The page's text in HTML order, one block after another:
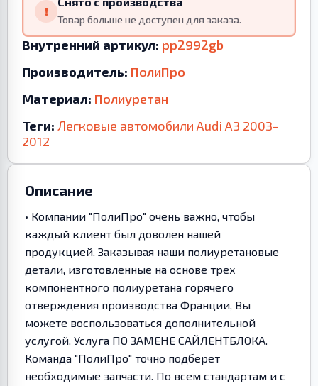
!
Товар больше не доступен для заказа.
Внутренний артикул: pp2992gb
Производитель: ПолиПро
Материал: Полиуретан
Теги: Легковые автомобили Audi A3 2003-
2012
Описание
• Компании "ПолиПро" очень важно, чтобы
каждый клиент был доволен нашей
продукцией. Заказывая наши полиуретановые
детали, изготовленные на основе трех
компонентного полиуретана горячего
отверждения производства Франции, Вы
можете воспользоваться дополнительной
услугой. Услуга ПО ЗАМЕНЕ САЙЛЕНТБЛОКА.
Команда "ПолиПро" точно подберет
необходимые запчасти. По всем стандартам и с